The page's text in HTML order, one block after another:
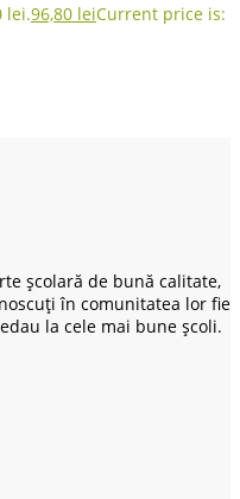
lei.96,80 leiCurrent price is:
școlară de bună calitate,
în comunitatea lor fie
la cele mai bune școli.